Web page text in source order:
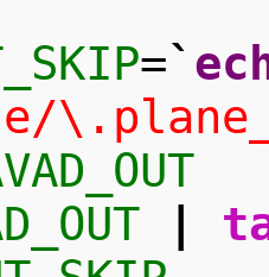
=`